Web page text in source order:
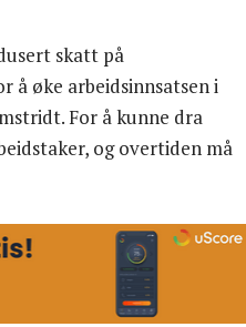
skatt på
å øke arbeidsinnsatsen i
For å kunne dra
og overtiden må